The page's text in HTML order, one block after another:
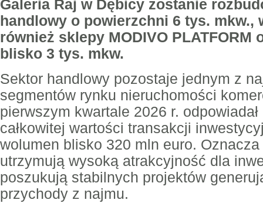
Galeria Raj w Dębicy zostanie
handlowy o powierzchni 6 tys. mkw.,
również sklepy MODIVO PLATFORM
blisko 3 tys. mkw.
Sektor handlowy pozostaje jednym z
segmentów rynku nieruchomości
pierwszym kwartale 2026 r.
całkowitej wartości transakcji
wolumen blisko 320 mln euro.
utrzymują wysoką atrakcyjność dla
poszukują stabilnych projektów
przychody z najmu.